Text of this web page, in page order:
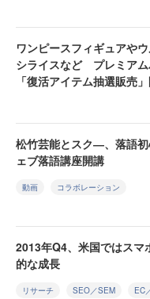
ワンピースフィギュアや
シライスなど プレミアム
「復活アイテム抽選販売
松竹芸能とスク―、落語
ェブ落語講座開講
動画 コラボレーション
2013年Q4、米国ではスマ
的な成長
リサーチ SEO／SEM EC